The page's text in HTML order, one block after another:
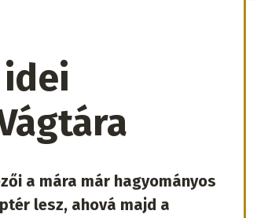
a mára már hagyományos
lesz, ahová majd a